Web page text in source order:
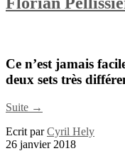
Ce n’est jamais
deux sets très
Suite →
Ecrit parCyril Hely
26 janvier 2018